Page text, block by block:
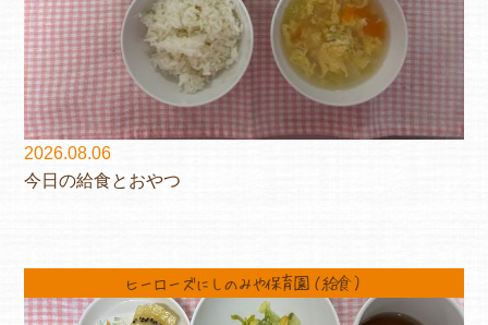
2026.08.06
今日の給食とおやつ
ヒーローズにしのみや保育園（給食）